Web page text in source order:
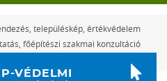
településkép, értékvédelem
főépítészi szakmai konzultáció
VÉDELMI